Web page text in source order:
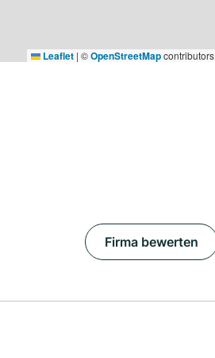
Leaflet | ©OpenStreetMapcontributors
Firma bewerten